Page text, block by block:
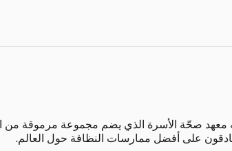
به معهد صحّة الأسرة الذي يضم مجموعة مرموقة
على أفضل ممارسات النظافة حول العالم.